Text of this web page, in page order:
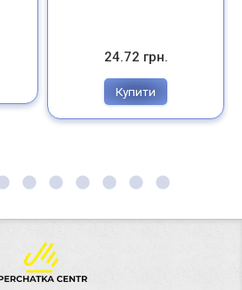
24.72 грн.
Купити